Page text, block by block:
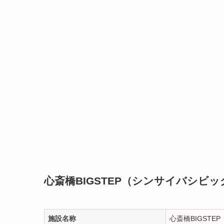
心斎橋BIGSTEP（シンサイバシビッ
施設名称 心斎橋BIGSTEP